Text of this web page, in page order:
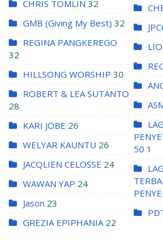
CHRIS TOMLIN 32
GMB (Giving My Best) 32
REGINA PANGKEREGO
32
HILLSONG WORSHIP 30
ROBERT & LEA SUTANTO
28
KARI JOBE 26
WELYAR KAUNTU 26
JACQLIEN CELOSSE 24
WAWAN YAP 24
Jason 23
GREZIA EPIPHANIA 22
50 1